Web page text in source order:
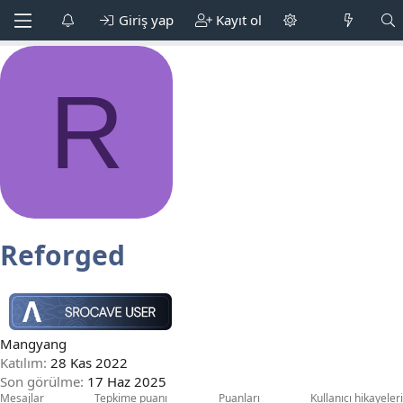
Giriş yap Kayıt ol
R
Reforged
Mangyang
Katılım 28 Kas 2022
Son görülme 17 Haz 2025
Mesajlar Tepkime puanı Puanları Kullanıcı hikayeleri